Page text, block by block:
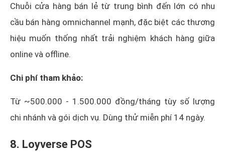
Chuỗi cửa hàng bán lẻ từ trung bình đến lớn có nhu
cầu bán hàng omnichannel mạnh, đặc biệt các thương
hiệu muốn thống nhất trải nghiệm khách hàng giữa
online và offline.
Chi phí tham khảo:
Từ ~500.000 - 1.500.000 đồng/tháng tùy số lượng
chi nhánh và gói dịch vụ. Dùng thử miễn phí 14 ngày.
8. Loyverse POS